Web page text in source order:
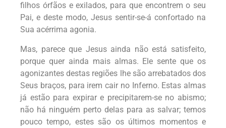
filhos órfãos e exilados, para que encontrem o seu
Pai, e deste modo, Jesus sentir-se-á confortado na
Sua acérrima agonia.
Mas, parece que Jesus ainda não está satisfeito,
porque quer ainda mais almas. Ele sente que os
agonizantes destas regiões lhe são arrebatados dos
Seus braços, para irem cair no Inferno. Estas almas
já estão para expirar e precipitarem-se no abismo;
não há ninguém perto delas para as salvar; temos
pouco tempo, estes são os últimos momentos e